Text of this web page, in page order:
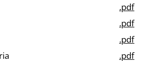
.pdf
.pdf
.pdf
.pdf